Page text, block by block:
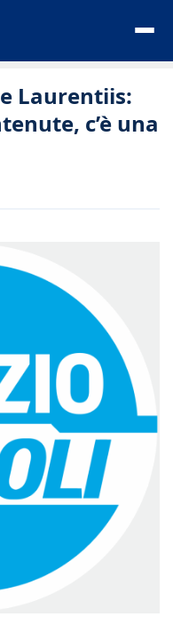
Laurentiis:
c’è una